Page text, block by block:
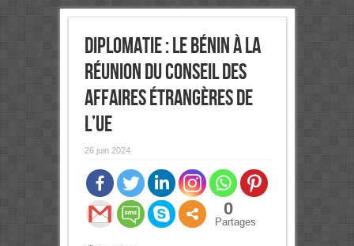
Diplomatie : Le Bénin à la
Réunion du Conseil des
Affaires étrangères de
l’UE
26 juin 2024
0
Partages